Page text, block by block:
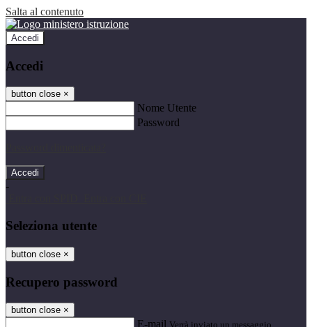
Salta al contenuto
Accedi
Accedi
button close ×
Nome Utente
Password
-
Seleziona utente
button close ×
Recupero password
button close ×
E-mail Verrà inviato un messaggio